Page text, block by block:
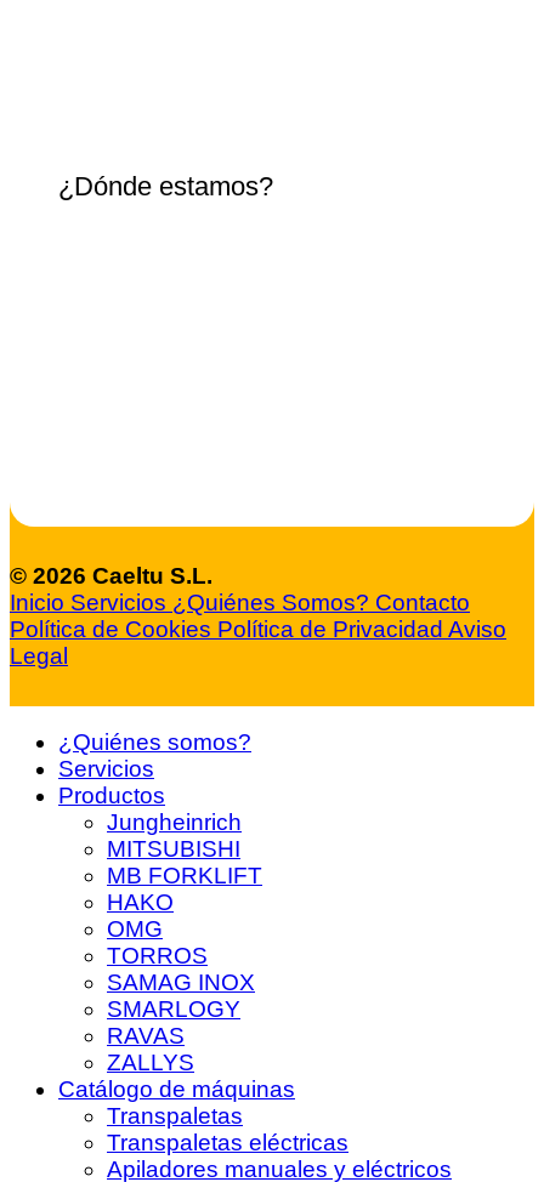
¿Dónde estamos?
© 2026 Caeltu S.L.
Inicio Servicios ¿Quiénes Somos? Contacto
Política de Cookies Política de Privacidad Aviso
Legal
¿Quiénes somos?
Servicios
Productos
Jungheinrich
MITSUBISHI
MB FORKLIFT
HAKO
OMG
TORROS
SAMAG INOX
SMARLOGY
RAVAS
ZALLYS
Catálogo de máquinas
Transpaletas
Transpaletas eléctricas
Apiladores manuales y eléctricos